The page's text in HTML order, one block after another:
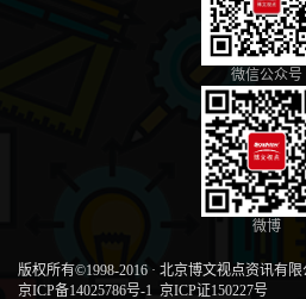
微信公众号
微博
版权所有©1998-2016 · 北京博文视点资讯有限
京ICP备14025786号-1 京ICP证150227号